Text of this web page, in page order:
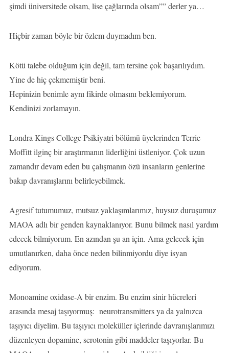
şimdi üniversitede olsam, lise çağlarında olsam”” derler ya…
Hiçbir zaman böyle bir özlem duymadım ben.
Kötü talebe olduğum için değil, tam tersine çok başarılıydım.
Yine de hiç çekmemiştir beni.
Hepinizin benimle aynı fikirde olmasını beklemiyorum.
Kendinizi zorlamayın.
Londra Kings College Psikiyatri bölümü üyelerinden Terrie
Moffitt ilginç bir araştırmanın liderliğini üstleniyor. Çok uzun
zamandır devam eden bu çalışmanın özü insanların genlerine
bakıp davranışlarını belirleyebilmek.
Agresif tutumumuz, mutsuz yaklaşımlarımız, huysuz duruşumuz
MAOA adlı bir genden kaynaklanıyor. Bunu bilmek nasıl yardım
edecek bilmiyorum. En azından şu an için. Ama gelecek için
umutlanırken, daha önce neden bilinmiyordu diye isyan
ediyorum.
Monoamine oxidase-A bir enzim. Bu enzim sinir hücreleri
arasında mesaj taşıyormuş: neurotransmitters ya da yalnızca
taşıyıcı diyelim. Bu taşıyıcı moleküller içlerinde davranışlarımızı
düzenleyen dopamine, serotonin gibi maddeler taşıyorlar. Bu